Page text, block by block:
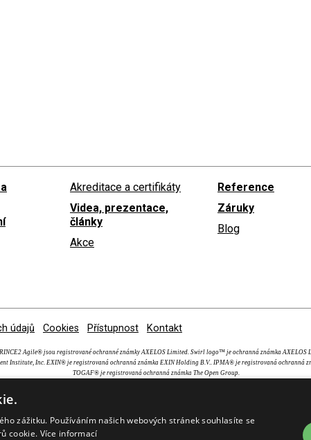
Akreditace a certifikáty
Videa, prezentace,
články
Akce
Reference
Záruky
Blog
údajů Cookies Přístupnost Kontakt
Agile® jsou registrované ochranné známky AXELOS Limited. Swirl logo™ je ochranná známka
Institute, Inc. EXIN® je registrovaná ochranná známka EXIN Holding B.V.. IPMA® je registrovaná ochranná
TOGAF® je registrovaná ochranná známka The Open Group.
zážitku. Používáním našich webových stránek souhlasíte se
cookie. Více informací